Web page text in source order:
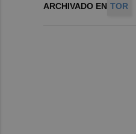
ARCHIVADO EN TOR